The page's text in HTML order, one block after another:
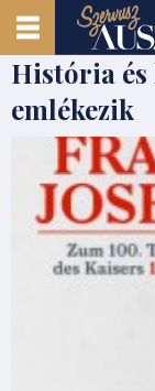
História
emlékezik